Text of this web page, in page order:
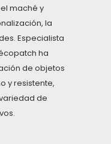
maché y
la
Especialista
ha
de objetos
y resistente,
de